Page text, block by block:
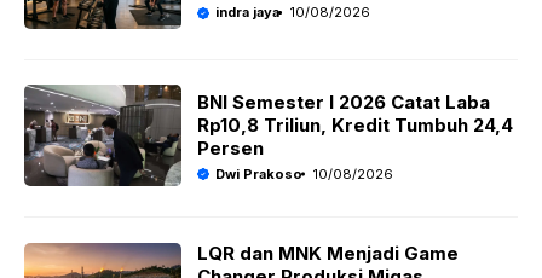
indra jaya 10/08/2026
BNI Semester I 2026 Catat Laba
Rp10,8 Triliun, Kredit Tumbuh 24,4
Persen
Dwi Prakoso 10/08/2026
LQR dan MNK Menjadi Game